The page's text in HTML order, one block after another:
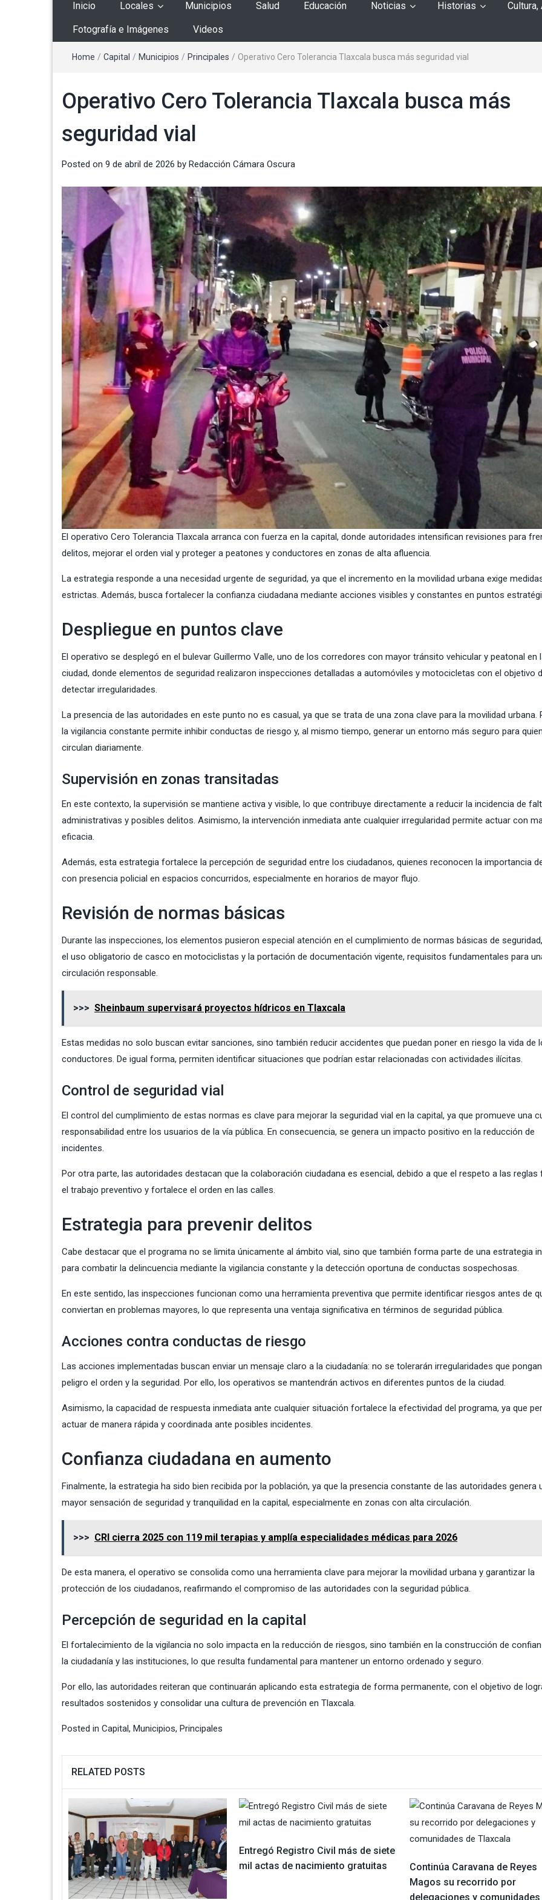
Inicio Locales Municipios Salud Educación Noticias Historias
Fotografía e Imágenes Videos
Home / Capital / Municipios / Principales / Operativo Cero Tolerancia Tlaxcala busca más seguridad vial
Operativo Cero Tolerancia Tlaxcala busca más
seguridad vial
Posted on 9 de abril de 2026 by Redacción Cámara Oscura
El operativo Cero Tolerancia Tlaxcala arranca con fuerza en la capital, donde autoridades intensifican revisiones para
delitos, mejorar el orden vial y proteger a peatones y conductores en zonas de alta afluencia.
La estrategia responde a una necesidad urgente de seguridad, ya que el incremento en la movilidad urbana exige
estrictas. Además, busca fortalecer la confianza ciudadana mediante acciones visibles y constantes en puntos
Despliegue en puntos clave
El operativo se desplegó en el bulevar Guillermo Valle, uno de los corredores con mayor tránsito vehicular y peatonal en
ciudad, donde elementos de seguridad realizaron inspecciones detalladas a automóviles y motocicletas con el objetivo
detectar irregularidades.
La presencia de las autoridades en este punto no es casual, ya que se trata de una zona clave para la movilidad urbana.
la vigilancia constante permite inhibir conductas de riesgo y, al mismo tiempo, generar un entorno más seguro para
circulan diariamente.
Supervisión en zonas transitadas
En este contexto, la supervisión se mantiene activa y visible, lo que contribuye directamente a reducir la incidencia de
administrativas y posibles delitos. Asimismo, la intervención inmediata ante cualquier irregularidad permite actuar con
eficacia.
Además, esta estrategia fortalece la percepción de seguridad entre los ciudadanos, quienes reconocen la importancia
con presencia policial en espacios concurridos, especialmente en horarios de mayor flujo.
Revisión de normas básicas
Durante las inspecciones, los elementos pusieron especial atención en el cumplimiento de normas básicas de
el uso obligatorio de casco en motociclistas y la portación de documentación vigente, requisitos fundamentales para
circulación responsable.
>>> Sheinbaum supervisará proyectos hídricos en Tlaxcala
Estas medidas no solo buscan evitar sanciones, sino también reducir accidentes que puedan poner en riesgo la vida de
conductores. De igual forma, permiten identificar situaciones que podrían estar relacionadas con actividades ilícitas.
Control de seguridad vial
El control del cumplimiento de estas normas es clave para mejorar la seguridad vial en la capital, ya que promueve una
responsabilidad entre los usuarios de la vía pública. En consecuencia, se genera un impacto positivo en la reducción de
incidentes.
Por otra parte, las autoridades destacan que la colaboración ciudadana es esencial, debido a que el respeto a las reglas
el trabajo preventivo y fortalece el orden en las calles.
Estrategia para prevenir delitos
Cabe destacar que el programa no se limita únicamente al ámbito vial, sino que también forma parte de una estrategia
para combatir la delincuencia mediante la vigilancia constante y la detección oportuna de conductas sospechosas.
En este sentido, las inspecciones funcionan como una herramienta preventiva que permite identificar riesgos antes de
conviertan en problemas mayores, lo que representa una ventaja significativa en términos de seguridad pública.
Acciones contra conductas de riesgo
Las acciones implementadas buscan enviar un mensaje claro a la ciudadanía: no se tolerarán irregularidades que
peligro el orden y la seguridad. Por ello, los operativos se mantendrán activos en diferentes puntos de la ciudad.
Asimismo, la capacidad de respuesta inmediata ante cualquier situación fortalece la efectividad del programa, ya que
actuar de manera rápida y coordinada ante posibles incidentes.
Confianza ciudadana en aumento
Finalmente, la estrategia ha sido bien recibida por la población, ya que la presencia constante de las autoridades genera
mayor sensación de seguridad y tranquilidad en la capital, especialmente en zonas con alta circulación.
>>> CRI cierra 2025 con 119 mil terapias y amplía especialidades médicas para 2026
De esta manera, el operativo se consolida como una herramienta clave para mejorar la movilidad urbana y garantizar la
protección de los ciudadanos, reafirmando el compromiso de las autoridades con la seguridad pública.
Percepción de seguridad en la capital
El fortalecimiento de la vigilancia no solo impacta en la reducción de riesgos, sino también en la construcción de
la ciudadanía y las instituciones, lo que resulta fundamental para mantener un entorno ordenado y seguro.
Por ello, las autoridades reiteran que continuarán aplicando esta estrategia de forma permanente, con el objetivo de
resultados sostenidos y consolidar una cultura de prevención en Tlaxcala.
Posted in Capital, Municipios, Principales
RELATED POSTS
Entregó Registro Civil más de siete
mil actas de nacimiento gratuitas
Continúa Caravana de Reyes
Magos su recorrido por
delegaciones y comunidades